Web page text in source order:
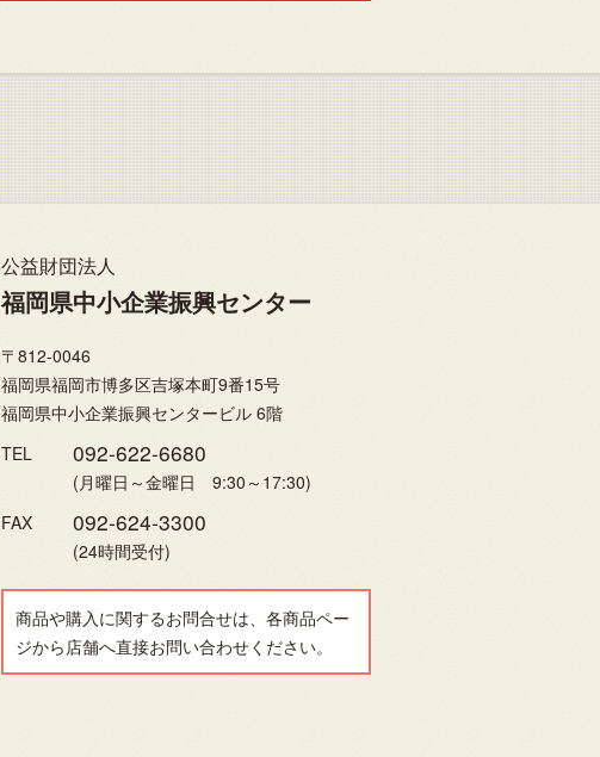
公益財団法人
福岡県中小企業振興センター
〒812-0046
福岡県福岡市博多区吉塚本町9番15号
福岡県中小企業振興センタービル 6階
TEL
092-622-6680
(月曜日～金曜日 9:30～17:30)
FAX
092-624-3300
(24時間受付)
商品や購入に関するお問合せは、各商品ペー
ジから店舗へ直接お問い合わせください。